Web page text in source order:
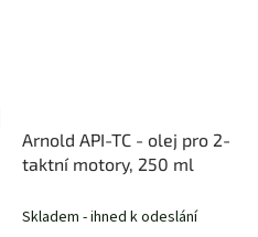
Arnold API-TC - olej pro 2-
taktní motory, 250 ml
Skladem - ihned k odeslání